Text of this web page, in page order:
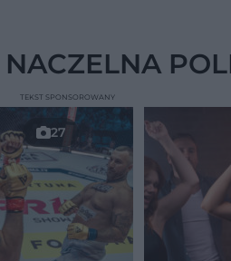
27
TEKST SPONSOROWANY